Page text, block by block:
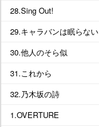
28.Sing Out!
29.キャラバンは眠らない
30.他人のそら似
31.これから
32.乃木坂の詩
1.OVERTURE